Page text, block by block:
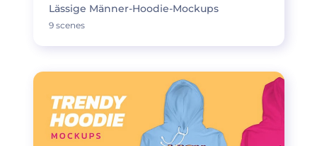
Lässige Männer-Hoodie-Mockups
9 scenes